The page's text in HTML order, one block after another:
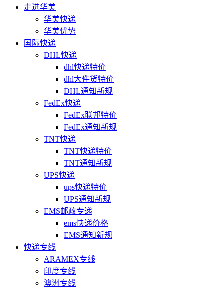
走进华美
华美快递
华美优势
国际快递
DHL快递
dhl快递特价
dhl大件货特价
DHL通知新规
FedEx快递
FedEx联邦特价
FedEx通知新规
TNT快递
TNT快递特价
TNT通知新规
UPS快递
ups快递特价
UPS通知新规
EMS邮政专递
ems快递价格
EMS通知新规
快递专线
ARAMEX专线
印度专线
澳洲专线